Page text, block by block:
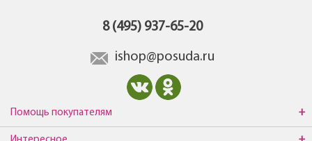
8 (495) 937-65-20
ishop@posuda.ru
Помощь покупателям